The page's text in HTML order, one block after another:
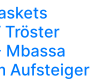
Tröster
Aufsteiger